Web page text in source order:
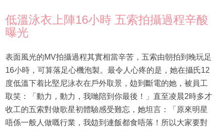
低溫泳衣上陣16小時 五索拍攝過程辛酸
曝光
表面風光的MV拍攝過程其實相當辛苦，五索由朝拍到晚玩足
16小時，可算落足心機泡製。最令人心疼的是，她在攝氏12
度低溫下着比堅尼泳衣在戶外取景，攰到斷電的她，被員工
取笑：「動力，動力，我哋陪到你最後！」直至凌晨2時多才
收工的五索對做歌星初體驗感受難忘，她坦言：「原來明星
唔係一般人做嘅行業，我攰到連飯都食唔落！所以大家要對